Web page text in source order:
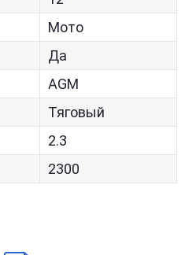
Мото
Да
AGM
Тяговый
2.3
2300